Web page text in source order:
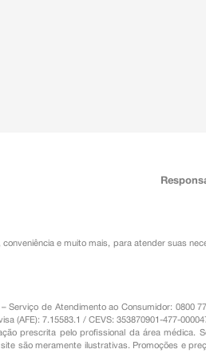
conveniênciae muito mais, para atender suas
Serviço de Atendimento ao Consumidor: 0800
(AFE): 7.15583.1 / CEVS: 353870901-477-
prescrita pelo profissional da área médica.
são meramente ilustrativas. Promoções e